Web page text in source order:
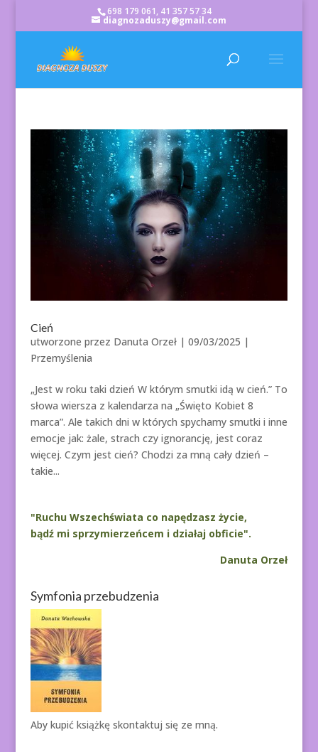
698 179 061, 41 357 57 34
diagnozaduszy@gmail.com
Cień
utworzone przez Danuta Orzeł| 09/03/2025 |
Przemyślenia
„Jest w roku taki dzień W którym smutki idą w cień.” To
słowa wiersza z kalendarza na „Święto Kobiet 8
marca”. Ale takich dni w których spychamy smutki i inne
emocje jak: żale, strach czy ignorancję, jest coraz
więcej. Czym jest cień? Chodzi za mną cały dzień –
takie...
"Ruchu Wszechświata co napędzasz życie,
bądź mi sprzymierzeńcem i działaj obficie".
Danuta Orzeł
Symfonia przebudzenia
Aby kupić książkę skontaktuj się ze mną.